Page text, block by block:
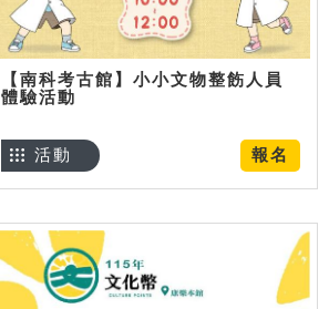
【南科考古館】小小文物整飭人員
體驗活動
報名
活動